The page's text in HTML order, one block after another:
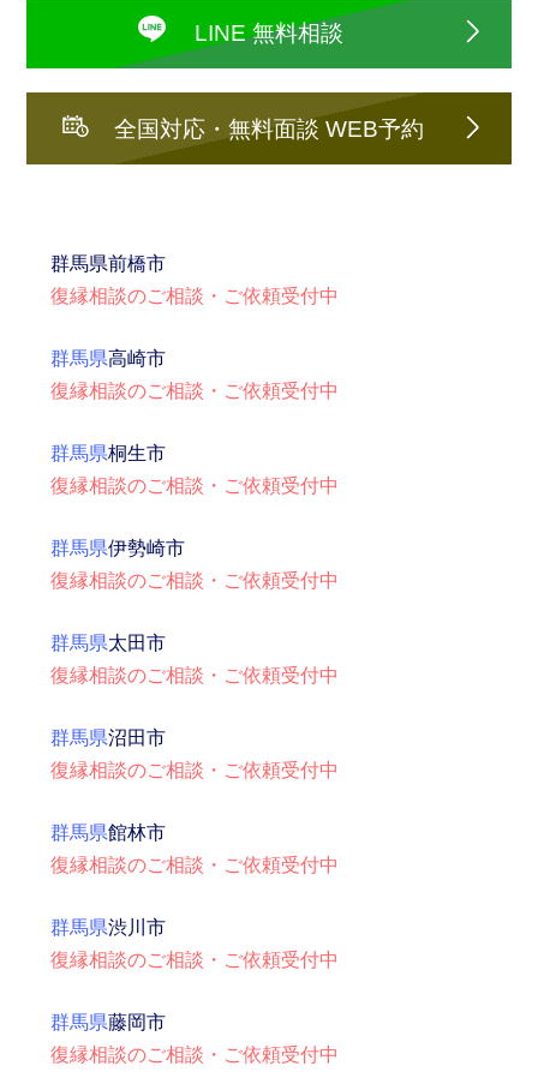
LINE 無料相談
全国対応・無料面談 WEB予約
群馬県前橋市
復縁相談のご相談・ご依頼受付中
群馬県高崎市
復縁相談のご相談・ご依頼受付中
群馬県桐生市
復縁相談のご相談・ご依頼受付中
群馬県伊勢崎市
復縁相談のご相談・ご依頼受付中
群馬県太田市
復縁相談のご相談・ご依頼受付中
群馬県沼田市
復縁相談のご相談・ご依頼受付中
群馬県館林市
復縁相談のご相談・ご依頼受付中
群馬県渋川市
復縁相談のご相談・ご依頼受付中
群馬県藤岡市
復縁相談のご相談・ご依頼受付中